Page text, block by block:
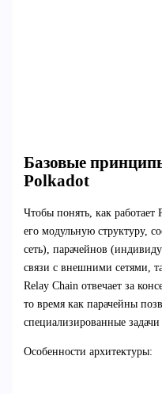
Базовые
Polkadot
Чтобы понять, как работает
его модульную структуру,
сеть), парачейнов
связи с внешними сетями,
Relay Chain отвечает за
то время как парачейны
специализированные
Особенности архитектуры: